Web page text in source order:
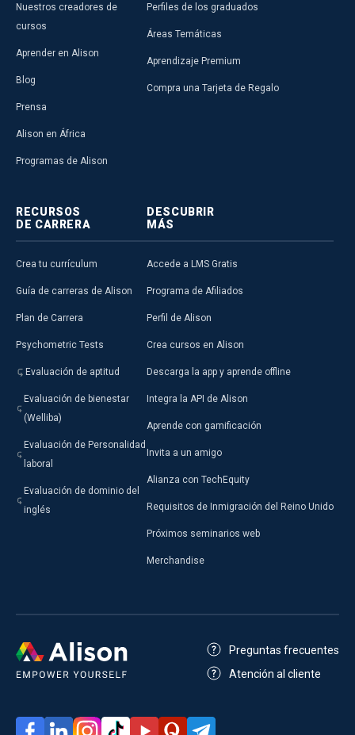
Nuestros creadores de
cursos
Aprender en Alison
Blog
Prensa
Alison en África
Programas de Alison
Perfiles de los graduados
Áreas Temáticas
Aprendizaje Premium
Compra una Tarjeta de Regalo
RECURSOS
DE CARRERA
Crea tu currículum
Guía de carreras de Alison
Plan de Carrera
Psychometric Tests
Evaluación de aptitud
Evaluación de bienestar
(Welliba)
Evaluación de Personalidad
laboral
Evaluación de dominio del
inglés
DESCUBRIR
MÁS
Accede a LMS Gratis
Programa de Afiliados
Perfil de Alison
Crea cursos en Alison
Descarga la app y aprende offline
Integra la API de Alison
Aprende con gamificación
Invita a un amigo
Alianza con TechEquity
Requisitos de Inmigración del Reino Unido
Próximos seminarios web
Merchandise
Preguntas frecuentes
Atención al cliente